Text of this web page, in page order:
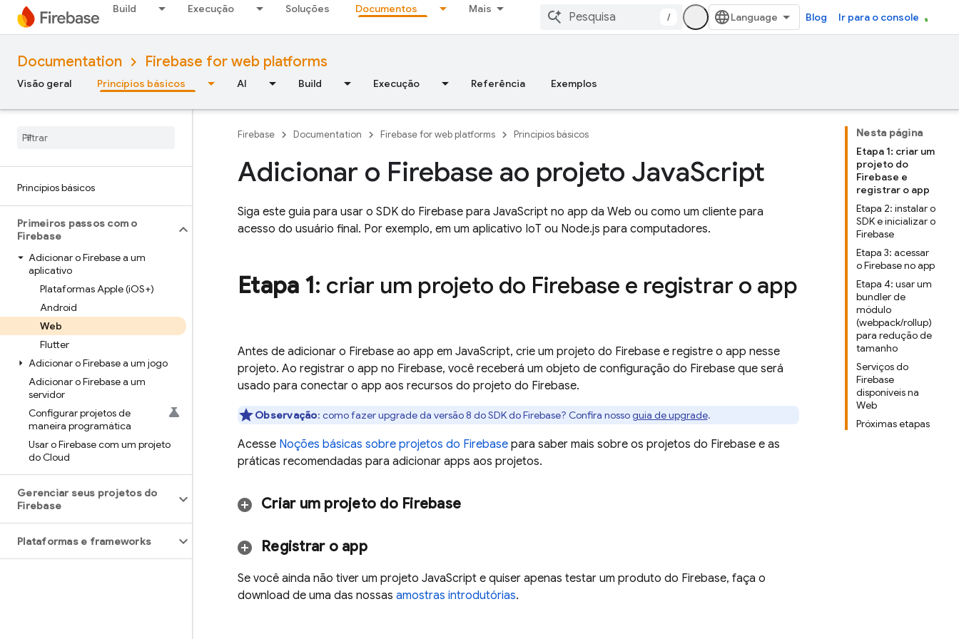
Build Execução Soluções Documentos Mais
/ Blog Ir para o console
Documentation Firebase for web platforms
Visão geral Princípios básicos AI Build Execução Referência Exemplos
Princípios básicos
Primeiros passos com o
Firebase
Adicionar o Firebase a um
aplicativo
Plataformas Apple (iOS+)
Android
Web
Flutter
Adicionar o Firebase a um jogo
Adicionar o Firebase a um
servidor
Configurar projetos de
maneira programática
Usar o Firebase com um projeto
do Cloud
Gerenciar seus projetos do
Firebase
Plataformas e frameworks
Nesta página
Etapa 1: criar um
projeto do
Firebase e
registrar o app
Etapa 2: instalar o
SDK e inicializar o
Firebase
Etapa 3: acessar
o Firebase no app
Etapa 4: usar um
bundler de
módulo
(webpack/rollup)
para redução de
tamanho
Serviços do
Firebase
disponíveis na
Web
Próximas etapas
Firebase Documentation Firebase for web platforms Princípios básicos
Adicionar o Firebase ao projeto JavaScript
Siga este guia para usar o SDK do Firebase para JavaScript no app da Web ou como um cliente para
acesso do usuário final. Por exemplo, em um aplicativo IoT ou Node.js para computadores.
Etapa 1: criar um projeto do Firebase e registrar o app
Antes de adicionar o Firebase ao app em JavaScript, crie um projeto do Firebase e registre o app nesse
projeto. Ao registrar o app no Firebase, você receberá um objeto de configuração do Firebase que será
usado para conectar o app aos recursos do projeto do Firebase.
Observação: como fazer upgrade da versão 8 do SDK do Firebase? Confira nossoguia de upgrade.
Acesse Noções básicas sobre projetos do Firebase para saber mais sobre os projetos do Firebase e as
práticas recomendadas para adicionar apps aos projetos.
Criar um projeto do Firebase
Registrar o app
Se você ainda não tiver um projeto JavaScript e quiser apenas testar um produto do Firebase, faça o
download de uma das nossas amostras introdutórias.